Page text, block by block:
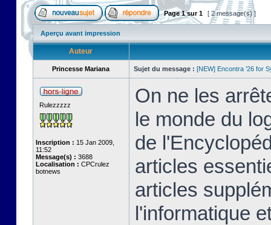
Page1sur1 [ 2 message(s) ]
Aperçu avant impression
Auteur
Princesse Mariana Sujet du message : [NEW] Encontra ’26 for
Rulezzzzz
Inscription : 15 Jan 2009,
11:52
Message(s) : 3688
Localisation : CPCrulez
botnews
On ne les
le monde du
de
articles
articles
l'informatique